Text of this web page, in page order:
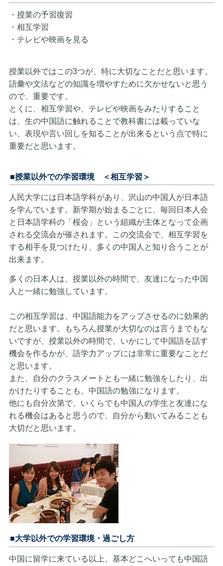
・授業の予習復習
・相互学習
・テレビや映画を見る
授業以外ではこの3つが、特に大切なことだと思います。
語彙や文法などの知識を増やすために欠かせないと思う
ので、重要です。
とくに、相互学習や、テレビや映画をみたりすること
は、生の中国語に触れることで教科書には載っていな
い、表現や言い回しを知ることが出来るという点で特に
重要だと思います。
■授業以外での学習環境 ＜相互学習＞
人民大学には日本語学科があり、沢山の中国人が日本語
を学んでいます。新学期が始まるごとに、毎回日本人会
と日本語学科の「桜会」という組織が主体となって企画
される交流会が催されます。この交流会で、相互学習を
する相手を見つけたり、多くの中国人と知り合うことが
出来ます。
多くの日本人は、授業以外の時間で、友達になった中国
人と一緒に勉強しています。
この相互学習は、中国語能力をアップさせるのに効果的
だと思います。もちろん授業が大切なのは言うまでもな
いですが、授業以外の時間で、いかにして中国語を話す
機会を作るかが、語学力アップには非常に重要なことだ
と思います。
また、自分のクラスメートとも一緒に勉強をしたり、出
かけたりすることも、中国語の勉強になります。
他にも自分次第で、いくらでも中国人の学生と友達にな
れる機会はあると思うので、自分から動いてみることも
大切だと思います。
■大学以外での学習環境・過ごし方
中国に留学に来ている以上、基本どこへいっても中国語